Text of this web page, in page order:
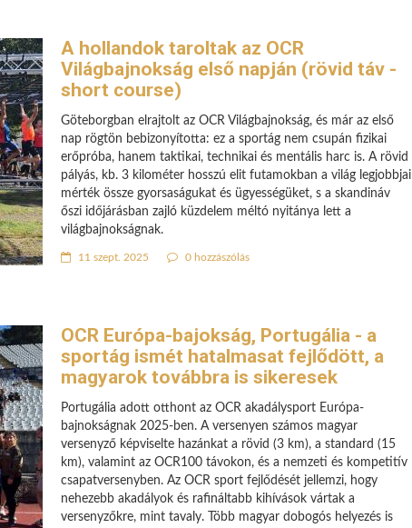
A hollandok taroltak az OCR
Világbajnokság első napján (rövid táv -
short course)
Göteborgban elrajtolt az OCR Világbajnokság, és már az első
nap rögtön bebizonyította: ez a sportág nem csupán fizikai
erőpróba, hanem taktikai, technikai és mentális harc is. A rövid
pályás, kb. 3 kilométer hosszú elit futamokban a világ legjobbjai
mérték össze gyorsaságukat és ügyességüket, s a skandináv
őszi időjárásban zajló küzdelem méltó nyitánya lett a
világbajnokságnak.
11 szept. 2025 0 hozzászólás
OCR Európa-bajokság, Portugália - a
sportág ismét hatalmasat fejlődött, a
magyarok továbbra is sikeresek
Portugália adott otthont az OCR akadálysport Európa-
bajnokságnak 2025-ben. A versenyen számos magyar
versenyző képviselte hazánkat a rövid (3 km), a standard (15
km), valamint az OCR100 távokon, és a nemzeti és kompetitív
csapatversenyben. Az OCR sport fejlődését jellemzi, hogy
nehezebb akadályok és rafináltabb kihívások vártak a
versenyzőkre, mint tavaly. Több magyar dobogós helyezés is